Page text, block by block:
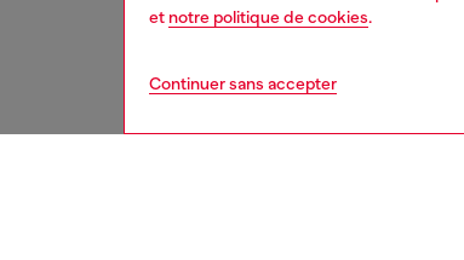
et notre politique de cookies.
Continuer sans accepter